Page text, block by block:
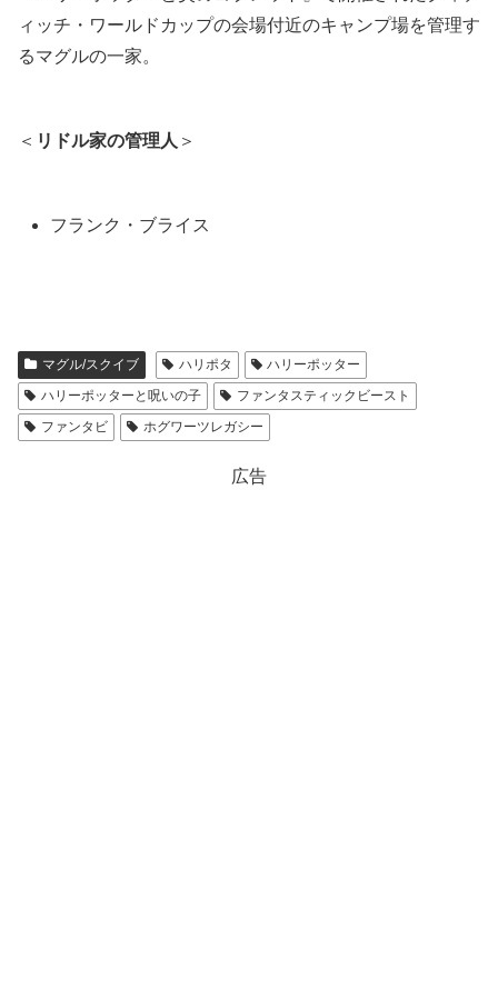
ィッチ・ワールドカップの会場付近のキャンプ場を管理す
るマグルの一家。
＜ リドル家の管理人 ＞
フランク・ブライス
マグル/スクイブ ハリポタ
ハリーポッター
ハリーポッターと呪いの子
ファンタスティックビースト
ファンタビ
ホグワーツレガシー
広告